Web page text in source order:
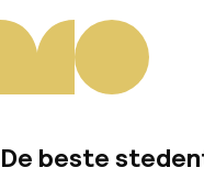
De beste